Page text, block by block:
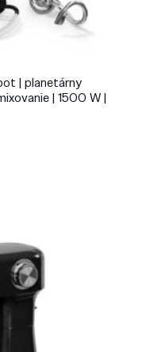
| planetárny
| 1500 W |